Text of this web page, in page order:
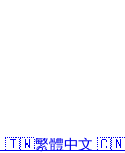
🇹🇼繁體中文 🇨🇳